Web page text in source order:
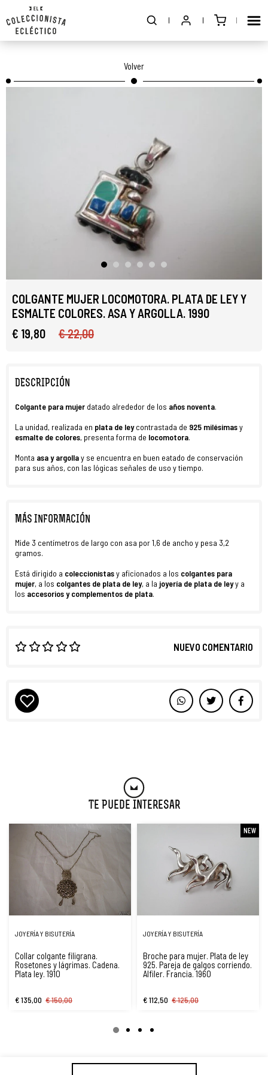
Volver
COLGANTE MUJER LOCOMOTORA. PLATA DE LEY Y
ESMALTE COLORES. ASA Y ARGOLLA. 1990
€ 19,80
€ 22,00
DESCRIPCIÓN
Colgante para mujer datado alrededor de los años noventa.
La unidad, realizada en plata de leycontrastada de 925 milésimasy
esmalte de colores, presenta forma de locomotora.
Monta asa y argollay se encuentra en buen eatado de conservación
para sus años, con las lógicas señales de uso y tiempo.
MÁS INFORMACIÓN
Mide 3 centímetros de largo con asa por 1,6 de ancho y pesa 3,2
gramos.
Está dirigido a coleccionistasy aficionados a los colgantes para
mujer, a los colgantes de plata de ley, a la joyería de plata de leyy a
los accesorios y complementos de plata.
NUEVO COMENTARIO
Te Puede Interesar
JOYERÍA Y BISUTERÍA
Collar colgante filigrana.
Rosetones y lágrimas. Cadena.
Plata ley. 1910
€ 135,00 € 150,00
NEW
JOYERÍA Y BISUTERÍA
Broche para mujer. Plata de ley
925. Pareja de galgos corriendo.
Alfiler. Francia. 1960
€ 112,50 € 125,00